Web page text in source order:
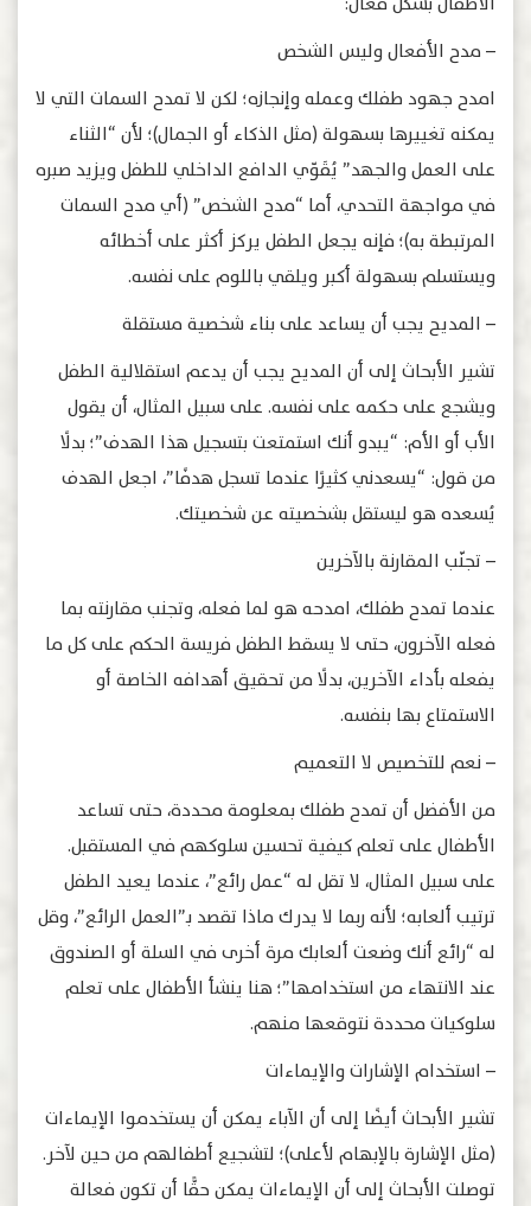
– مدح الأفعال وليس الشخص
امدح جهود طفلك وعمله وإنجازه؛ لكن لا تمدح السمات التي لا
يمكنه تغييرها بسهولة (مثل الذكاء أو الجمال)؛ لأن “الثناء
على العمل والجهد” يُقَوّي الدافع الداخلي للطفل ويزيد صبره
في مواجهة التحدي، أما “مدح الشخص” (أي مدح السمات
المرتبطة به)؛ فإنه يجعل الطفل يركز أكثر على أخطائه
ويستسلم بسهولة أكبر ويلقي باللوم على نفسه.
– المديح يجب أن يساعد على بناء شخصية مستقلة
تشير الأبحاث إلى أن المديح يجب أن يدعم استقلالية الطفل
ويشجع على حكمه على نفسه. على سبيل المثال، أن يقول
الأب أو الأم: “يبدو أنك استمتعت بتسجيل هذا الهدف”؛ بدلًا
من قول: “يسعدني كثيرًا عندما تسجل هدفًا”، اجعل الهدف
يُسعده هو ليستقل بشخصيته عن شخصيتك.
– تجنّب المقارنة بالآخرين
عندما تمدح طفلك، امدحه هو لما فعله، وتجنب مقارنته بما
فعله الآخرون، حتى لا يسقط الطفل فريسة الحكم على كل ما
يفعله بأداء الآخرين، بدلًا من تحقيق أهدافه الخاصة أو
الاستمتاع بها بنفسه.
– نعم للتخصيص لا التعميم
من الأفضل أن تمدح طفلك بمعلومة محددة، حتى تساعد
الأطفال على تعلم كيفية تحسين سلوكهم في المستقبل.
على سبيل المثال، لا تقل له “عمل رائع”، عندما يعيد الطفل
ترتيب ألعابه؛ لأنه ربما لا يدرك ماذا تقصد بـ”العمل الرائع”، وقل
له “رائع أنك وضعت ألعابك مرة أخرى في السلة أو الصندوق
عند الانتهاء من استخدامها”؛ هنا ينشأ الأطفال على تعلم
سلوكيات محددة نتوقعها منهم.
– استخدام الإشارات والإيماءات
تشير الأبحاث أيضًا إلى أن الآباء يمكن أن يستخدموا الإيماءات
(مثل الإشارة بالإبهام لأعلى)؛ لتشجيع أطفالهم من حين لآخر.
توصلت الأبحاث إلى أن الإيماءات يمكن حقًّا أن تكون فعالة